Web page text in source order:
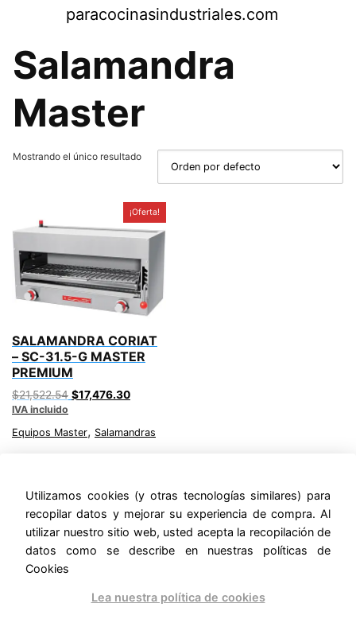
contenido
paracocinasindustriales.com
Salamandra
Master
Mostrando el único resultado
¡Oferta!
SALAMANDRA CORIAT
– SC-31.5-G MASTER
PREMIUM
$21,522.54 Original
$21,522.54.
$17,476.30Current
is:
$17,476.30.
IVA incluido
Equipos Master, Salamandras
Buscar
Utilizamos cookies (y otras tecnologías similares) para
recopilar datos y mejorar su experiencia de compra. Al
utilizar nuestro sitio web, usted acepta la recopilación de
datos como se describe en nuestras políticas de
Cookies
Lea nuestra política de cookies